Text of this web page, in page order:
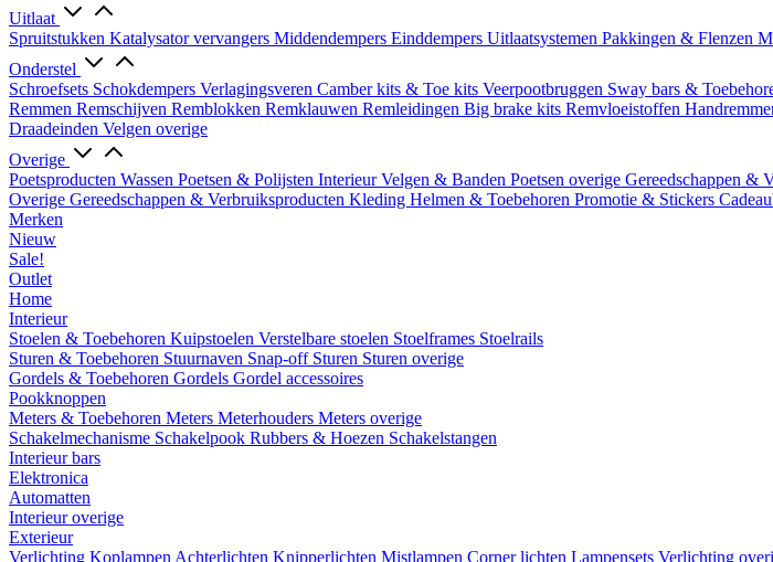
Uitlaat
Spruitstukken Katalysator vervangers Middendempers Einddempers Uitlaatsystemen Pakkingen & Flenzen
Onderstel
Schroefsets Schokdempers Verlagingsveren Camber kits & Toe kits Veerpootbruggen Sway bars &
Remmen Remschijven Remblokken Remklauwen Remleidingen Big brake kits Remvloeistoffen
Draadeinden Velgen overige
Overige
Poetsproducten Wassen Poetsen & Polijsten InterieurVelgen & Banden Poetsen overige Gereedschappen &
Overige Gereedschappen & Verbruiksproducten Kleding Helmen & Toebehoren Promotie & Stickers
Merken
Nieuw
Sale!
Outlet
Home
Interieur
Stoelen & Toebehoren Kuipstoelen Verstelbare stoelen Stoelframes Stoelrails
Sturen & Toebehoren Stuurnaven Snap-off Sturen Sturen overige
Gordels & Toebehoren Gordels Gordel accessoires
Pookknoppen
Meters & Toebehoren Meters Meterhouders Meters overige
Schakelmechanisme Schakelpook Rubbers & Hoezen Schakelstangen
Interieur bars
Elektronica
Automatten
Interieur overige
Exterieur
Verlichting Koplampen Achterlichten Knipperlichten Mistlampen Corner lichten Lampensets Verlichting